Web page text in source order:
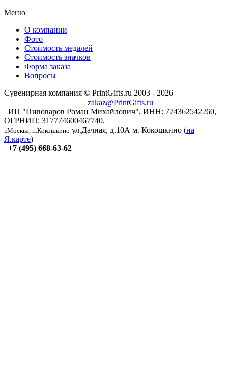
Меню
О компании
Фото
Стоимость медалей
Стоимость значков
Форма заказа
Вопросы
Сувенирная компания © PrintGifts.ru 2003 - 2026
zakaz@PrintGifts.ru
ИП "Пивоваров Роман Михайлович", ИНН: 774362542260,
ОГРНИП: 317774600467740.
г.Москва, п.Кокошкино ул.Дачная, д.10А м. Кокошкино (на
Я.карте)
+7 (495) 668-63-62